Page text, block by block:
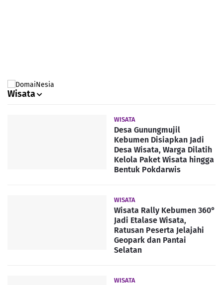
Wisata
WISATA
Desa Gunungmujil
Kebumen Disiapkan Jadi
Desa Wisata, Warga Dilatih
Kelola Paket Wisata hingga
Bentuk Pokdarwis
WISATA
Wisata Rally Kebumen 360°
Jadi Etalase Wisata,
Ratusan Peserta Jelajahi
Geopark dan Pantai
Selatan
WISATA